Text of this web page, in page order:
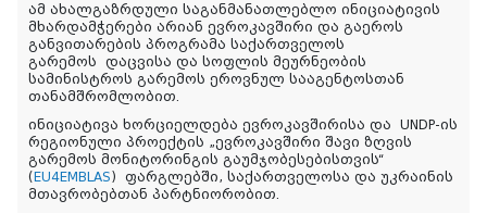
ამ ახალგაზრდული საგანმანათლებლო ინიციატივის
მხარდამჭერები არიან ევროკავშირი და გაეროს
განვითარების პროგრამა საქართველოს
გარემოს დაცვისა და სოფლის მეურნეობის
სამინისტროს გარემოს ეროვნულ სააგენტოსთან
თანამშრომლობით.
ინიციატივა ხორციელდება ევროკავშირისა და UNDP-ის
რეგიონული პროექტის „ევროკავშირი შავი ზღვის
გარემოს მონიტორინგის გაუმჯობესებისთვის“
(EU4EMBLAS) ფარგლებში, საქართველოსა და უკრაინის
მთავრობებთან პარტნიორობით.